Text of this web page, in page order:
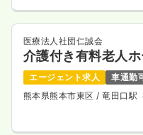
医療法人社団仁誠会
介護付き有料老人
エージェント求人
車通勤
熊本県熊本市東区/ 竜田口駅